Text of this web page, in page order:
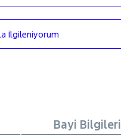
İlgileniyorum
Bayi Bilgileri